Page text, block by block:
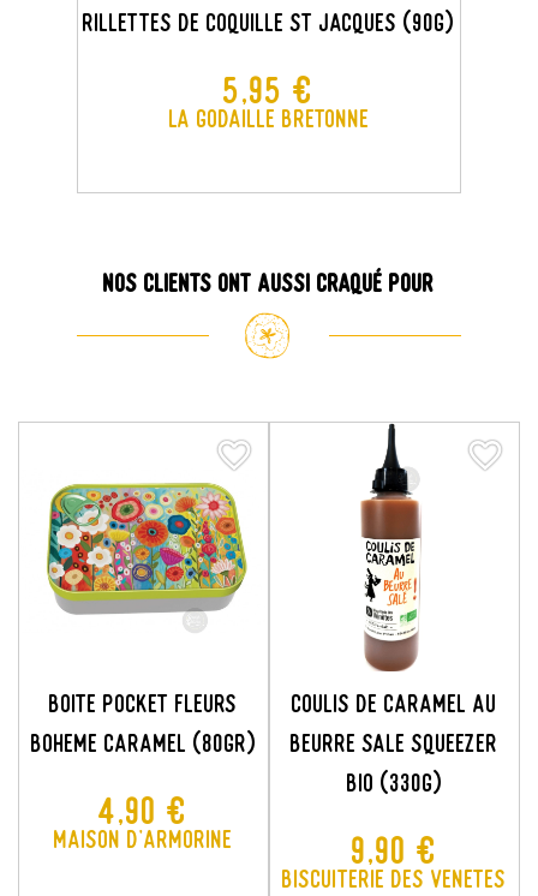
Rillettes De Coquille St Jacques (90g)
Prix
5,95 €
La Godaille Bretonne
Nos clients ont aussi craqué pour
BOITE POCKET FLEURS
BOHEME CARAMEL (80GR)
Prix
4,90 €
Maison d'Armorine
favorite_border
favorite_border
COULIS DE CARAMEL AU
BEURRE SALE SQUEEZER
BIO (330G)
Prix
9,90 €
Biscuiterie des Venetes
favorite_border
favorite_border